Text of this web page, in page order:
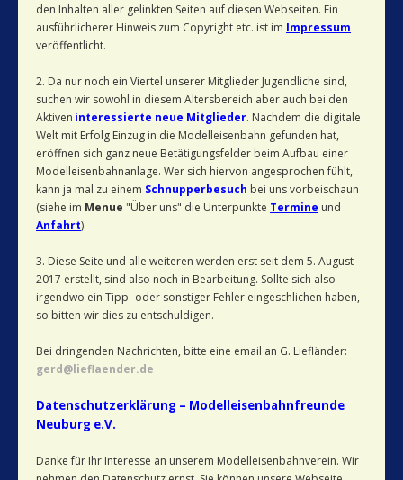
den Inhalten aller gelinkten Seiten auf diesen Webseiten. Ein
ausführlicherer Hinweis zum Copyright etc. ist im Impressum
veröffentlicht.
2. Da nur noch ein Viertel unserer Mitglieder Jugendliche sind,
suchen wir sowohl in diesem Altersbereich aber auch bei den
Aktiven interessierte neue Mitglieder. Nachdem die digitale
Welt mit Erfolg Einzug in die Modelleisenbahn gefunden hat,
eröffnen sich ganz neue Betätigungsfelder beim Aufbau einer
Modelleisenbahnanlage. Wer sich hiervon angesprochen fühlt,
kann ja mal zu einem Schnupperbesuch bei uns vorbeischaun
(siehe im Menue "Über uns" die Unterpunkte Termine und
Anfahrt).
3. Diese Seite und alle weiteren werden erst seit dem 5. August
2017 erstellt, sind also noch in Bearbeitung. Sollte sich also
irgendwo ein Tipp- oder sonstiger Fehler eingeschlichen haben,
so bitten wir dies zu entschuldigen.
Bei dringenden Nachrichten, bitte eine email an G. Liefländer:
gerd@lieflaender.de
Datenschutzerklärung – Modelleisenbahnfreunde
Neuburg e.V.
Danke für Ihr Interesse an unserem Modelleisenbahnverein. Wir